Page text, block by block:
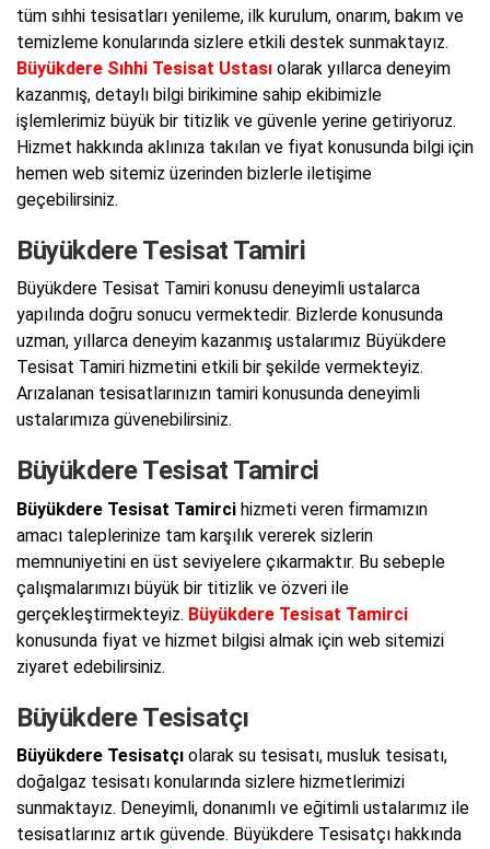
tüm sıhhi tesisatları yenileme, ilk kurulum, onarım, bakım ve
temizleme konularında sizlere etkili destek sunmaktayız.
Büyükdere Sıhhi Tesisat Ustası olarak yıllarca deneyim
kazanmış, detaylı bilgi birikimine sahip ekibimizle
işlemlerimiz büyük bir titizlik ve güvenle yerine getiriyoruz.
Hizmet hakkında aklınıza takılan ve fiyat konusunda bilgi için
hemen web sitemiz üzerinden bizlerle iletişime
geçebilirsiniz.
Büyükdere Tesisat Tamiri
Büyükdere Tesisat Tamiri konusu deneyimli ustalarca
yapılında doğru sonucu vermektedir. Bizlerde konusunda
uzman, yıllarca deneyim kazanmış ustalarımız Büyükdere
Tesisat Tamiri hizmetini etkili bir şekilde vermekteyiz.
Arızalanan tesisatlarınızın tamiri konusunda deneyimli
ustalarımıza güvenebilirsiniz.
Büyükdere Tesisat Tamirci
Büyükdere Tesisat Tamirci hizmeti veren firmamızın
amacı taleplerinize tam karşılık vererek sizlerin
memnuniyetini en üst seviyelere çıkarmaktır. Bu sebeple
çalışmalarımızı büyük bir titizlik ve özveri ile
gerçekleştirmekteyiz. Büyükdere Tesisat Tamirci
konusunda fiyat ve hizmet bilgisi almak için web sitemizi
ziyaret edebilirsiniz.
Büyükdere Tesisatçı
Büyükdere Tesisatçı olarak su tesisatı, musluk tesisatı,
doğalgaz tesisatı konularında sizlere hizmetlerimizi
sunmaktayız. Deneyimli, donanımlı ve eğitimli ustalarımız ile
tesisatlarınız artık güvende. Büyükdere Tesisatçı hakkında